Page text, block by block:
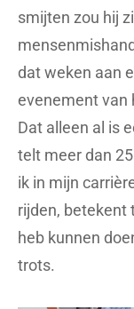
smijten zou hij
dat weken aan
evenement van
Dat alleen al is
telt meer dan
ik in mijn
rijden, betekent
heb kunnen
trots.